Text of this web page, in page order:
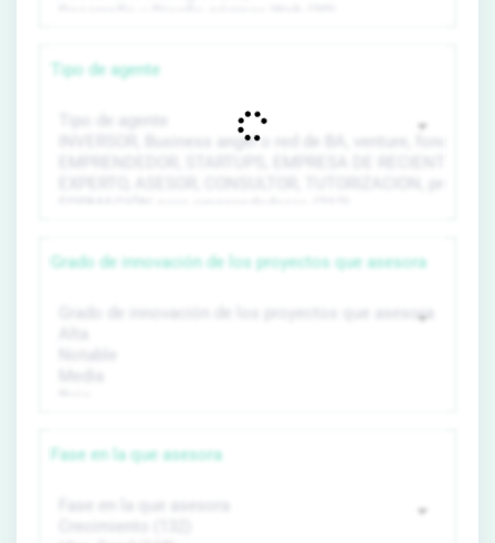
Tipo de agente
Grado de innovación de los proyectos que asesora
Fase en la que asesora